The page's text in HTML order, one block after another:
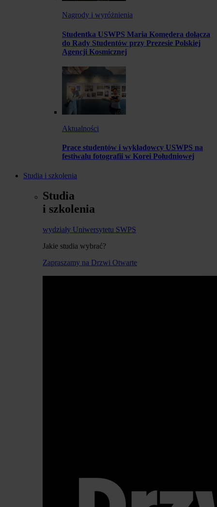
Nagrody i wyróżnienia
Studentka USWPS Maria Komędera dołącza
do Rady Studentów przy Prezesie Polskiej
Agencji Kosmicznej
Aktualności
Prace studentów i wykładowcy USWPS na
festiwalu fotografii w Korei Południowej
Studia i szkolenia
Studia
i szkolenia
wydziały Uniwersytetu SWPS
Jakie studia wybrać?
Zapraszamy na Drzwi Otwarte